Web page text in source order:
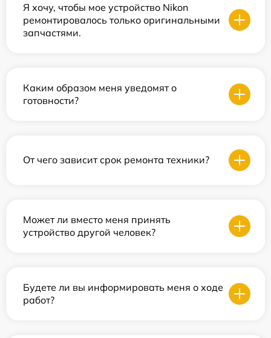
Я хочу, чтобы мое устройство Nikon
ремонтировалось только оригинальными
запчастями.
Каким образом меня уведомят о
готовности?
От чего зависит срок ремонта техники?
Может ли вместо меня принять
устройство другой человек?
Будете ли вы информировать меня о ходе
работ?